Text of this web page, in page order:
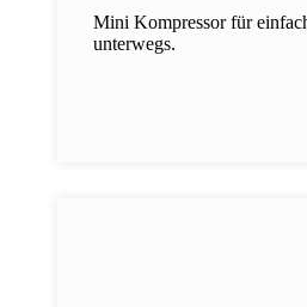
Mini Kompressor für
unterwegs.